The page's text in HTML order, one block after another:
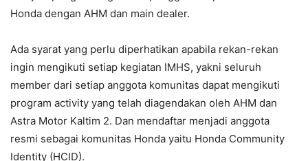
Honda dengan AHM dan main dealer.
Ada syarat yang perlu diperhatikan apabila rekan-rekan
ingin mengikuti setiap kegiatan IMHS, yakni seluruh
member dari setiap anggota komunitas dapat mengikuti
program activity yang telah diagendakan oleh AHM dan
Astra Motor Kaltim 2. Dan mendaftar menjadi anggota
resmi sebagai komunitas Honda yaitu Honda Community
Identity (HCID).